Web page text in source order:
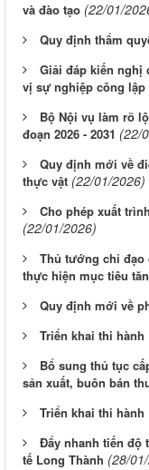
và đào tạo (22/01/
Quy định thẩm
Giải đáp kiến nghị
vị sự nghiệp công lập
Bộ Nội vụ làm rõ
đoạn 2026 - 2031 (22/
Quy định mới về
thực vật (22/01/2026)
Cho phép xuất
(22/01/2026)
Thủ tướng chỉ đạo
thực hiện mục tiêu
Quy định mới về
Triển khai thi
Bổ sung thủ tục
sản xuất, buôn bán
Triển khai thi
Đẩy nhanh tiến độ
tế Long Thành (28/